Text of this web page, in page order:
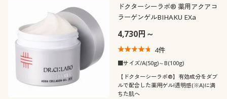
ドクターシーラボ® 薬用アクアコ
ラーゲンゲルBIHAKU EXa
4,730円～
4件
■サイズ/A(50g)～B(100g)
【ドクターシーラボ®】有効成分をダブ
ルで配合した薬用ゲル!透明感(※A)に満
ちた肌へ